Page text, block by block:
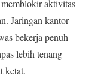
aktivitas
Jaringan kantor
bekerja penuh
lebih tenang
ketat.